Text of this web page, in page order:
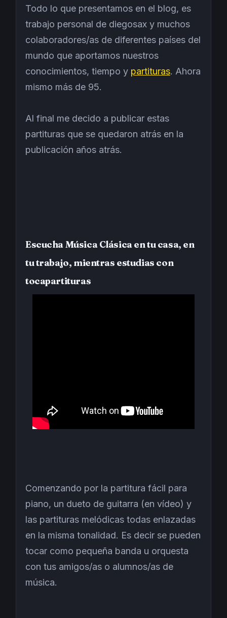
Todo lo que presentamos en el blog, es
trabajo personal de diegosax y muchos
colaboradores/as de diferentes países del
mundo que aportamos nuestros
conocimientos, tiempo y partituras. Ahora
mismo más de 95.
Al final me decido a publicar estas
partituras que se quedaron atrás en la
publicación años atrás.
Escucha Música Clásica en tu casa, en
tu trabajo, mientras estudias con
tocapartituras
Comenzando por la partitura fácil para
piano, un dueto de guitarra (en vídeo) y
las partituras melódicas todas enlazadas
en la misma tonalidad. Es decir se pueden
tocar como pequeña banda u orquesta
con tus amigos/as o alumnos/as de
música.